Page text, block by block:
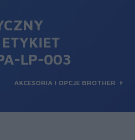
LP-003
AKCESORIA I OPCJE BROTHER